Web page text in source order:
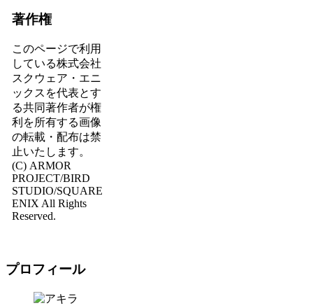
著作権
このページで利用
している株式会社
スクウェア・エニ
ックスを代表とす
る共同著作者が権
利を所有する画像
の転載・配布は禁
止いたします。
(C) ARMOR
PROJECT/BIRD
STUDIO/SQUARE
ENIX All Rights
Reserved.
プロフィール